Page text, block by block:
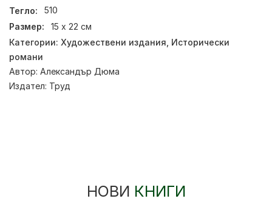
Тегло:
510
Размер:
15 х 22 см
Категории: Художествени издания Исторически
романи
Автор: Александър Дюма
Издател: Труд
НОВИ КНИГИ